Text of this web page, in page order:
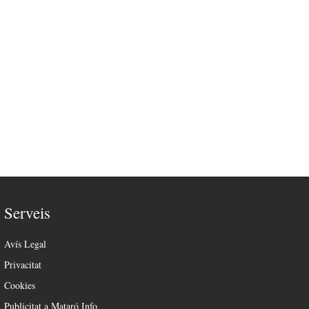
Serveis
Avís Legal
Privacitat
Cookies
Publicitat a Mataró Info